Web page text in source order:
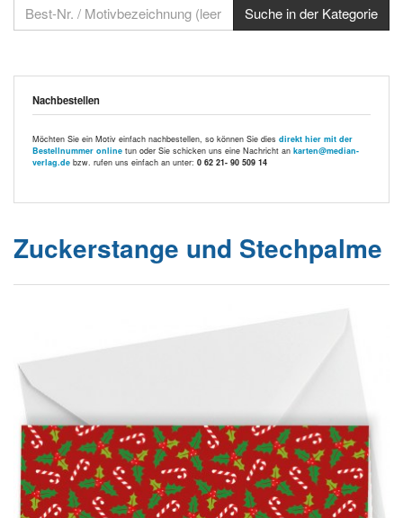
Nachbestellen
Möchten Sie ein Motiv einfach nachbestellen, so können Sie dies direkt hier mit der
Bestellnummer online tun oder Sie schicken uns eine Nachricht an karten@median-
verlag.de bzw. rufen uns einfach an unter: 0 62 21- 90 509 14
Zuckerstange und Stechpalme